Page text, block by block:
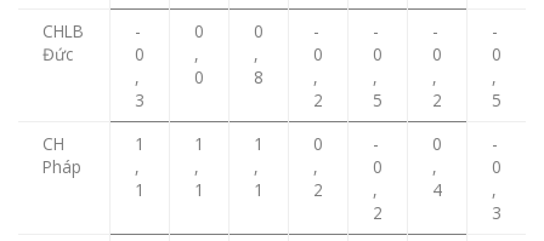
CHLB
Đức
-
0
,
3
0
,
0
0
,
8
-
0
,
2
-
0
,
5
-
0
,
2
-
0
,
5
CH
Pháp
1
,
1
1
,
1
1
,
1
0
,
2
-
0
,
2
0
,
4
-
0
,
3